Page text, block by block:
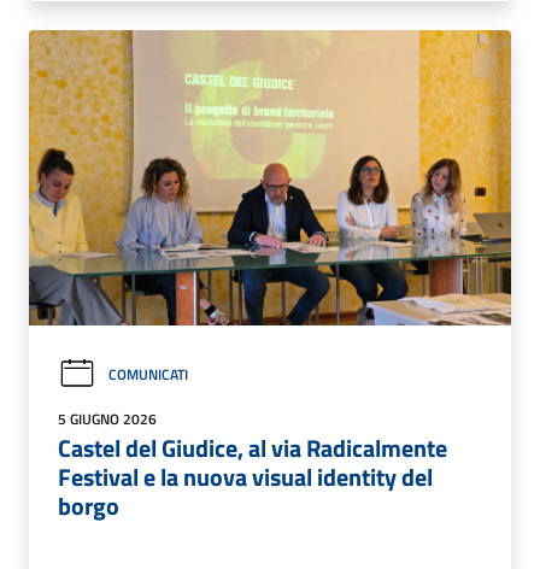
COMUNICATI
5 GIUGNO 2026
Castel del Giudice, al via Radicalmente
Festival e la nuova visual identity del
borgo